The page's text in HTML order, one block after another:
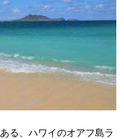
る、ハワイのオアフ島ラ